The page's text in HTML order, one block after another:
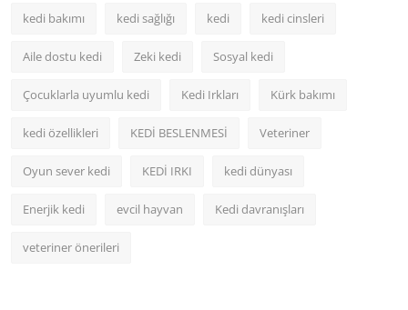
kedi bakımı kedi sağlığı kedi kedi cinsleri
Aile dostu kedi Zeki kedi Sosyal kedi
Çocuklarla uyumlu kedi Kedi Irkları Kürk bakımı
kedi özellikleri KEDİ BESLENMESİ Veteriner
Oyun sever kedi KEDİ IRKI kedi dünyası
Enerjik kedi evcil hayvan Kedi davranışları
veteriner önerileri